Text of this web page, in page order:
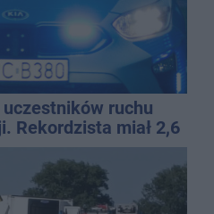
ruchu
Rekordzista miał 2,6